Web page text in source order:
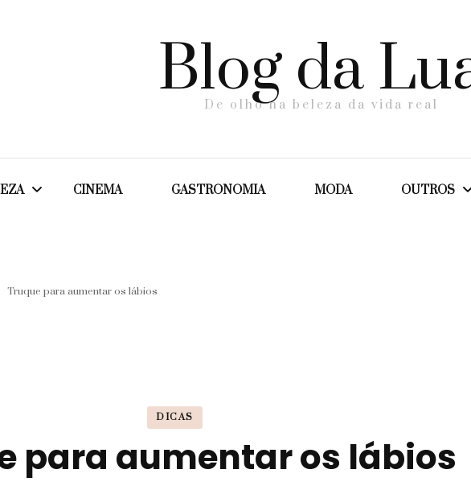
Blog da
De olho na beleza da vida real
CINEMA GASTRONOMIA MODA OUTROS
Truque para aumentar os lábios
DICAS
para aumentar os lábios